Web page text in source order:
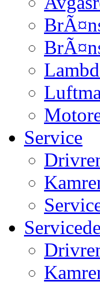
Service